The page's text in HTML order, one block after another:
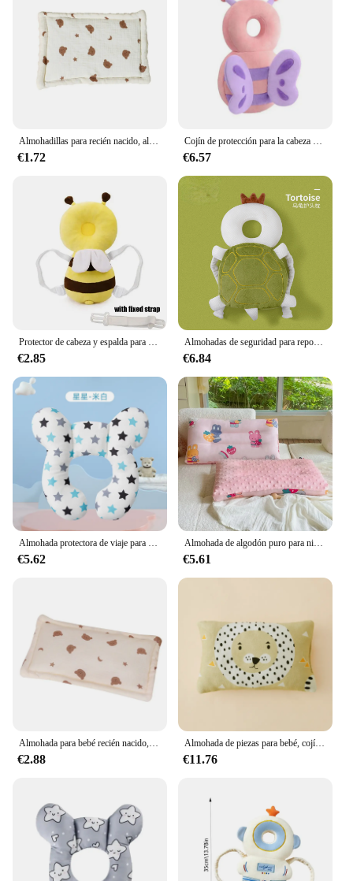
€1.72 €6.57
€2.85
Almohadas de seguridad para reposacabezas de recién nacido, mochila para bebé, almohadilla de protección contra caídas, cojín suave de dibujos animados
€6.84
€5.62
Almohada de algodón puro para niños, cojín supersuave para dormir para bebé, extraíble, lavable, especial para guardería, siesta
€5.61
Almohada para bebé recién nacido, diseño ergonómico, soporte para cabeza del bebé, acurrucarse con suavidad y seguridad, para
€2.88
Almohada de piezas para bebé, cojín transpirable para dormir, adecuado para uso diario, accesorios para niños y niñas, 1 unidad
€11.76